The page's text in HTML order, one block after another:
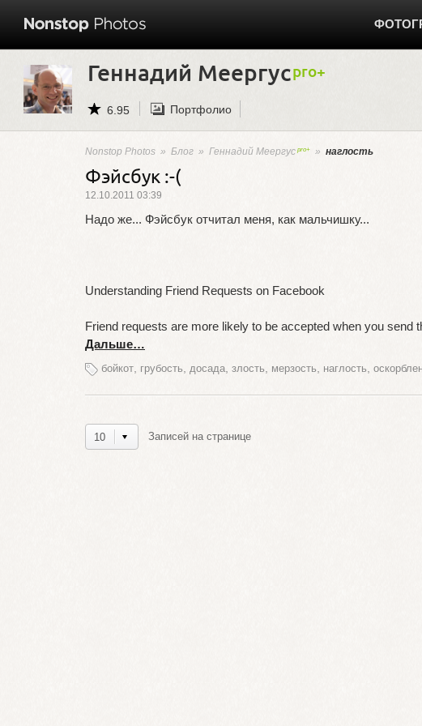
Геннадий Меергус
6.95 Портфолио
Nonstop Photos » Блог » Геннадий Меергус » наглость
Фэйсбук :-(
12.10.2011 03:39
Надо же... Фэйсбук отчитал меня, как мальчишку...
Understanding Friend Requests on Facebook
Friend requests are more likely to be accepted when you send
Дальше…
бойкот грубость досада злость мерзость наглость
10 Записей на странице